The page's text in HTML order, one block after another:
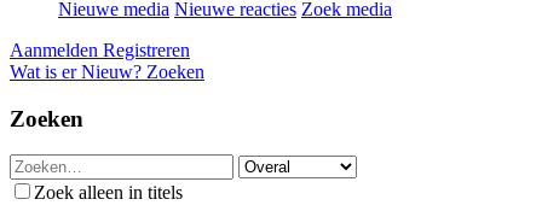
Nieuwe media Nieuwe reacties Zoek media
Aanmelden Registreren
Wat is er Nieuw? Zoeken
Zoeken
Zoek alleen in titels